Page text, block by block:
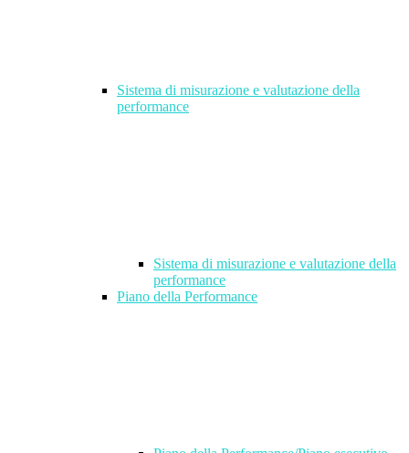
Sistema di misurazione e valutazione della
performance
Sistema di misurazione e valutazione della
performance
Piano della Performance